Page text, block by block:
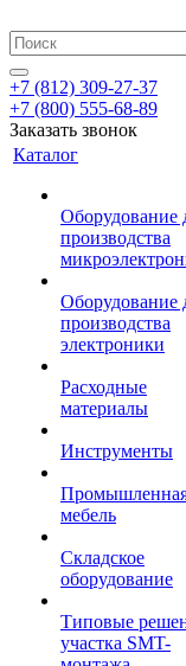
+7 (812) 309-27-37
+7 (800) 555-68-89
Заказать звонок
Каталог
Оборудование
производства
Оборудование
производства
электроники
Расходные
материалы
Инструменты
мебель
Складское
оборудование
Типовые
участка SMT-